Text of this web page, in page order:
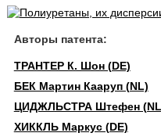
Авторы патента:
ТРАНТЕР К. Шон (DE)
БЕК Мартин Кааруп (NL)
ЦИДЖЛЬСТРА Штефен
ХИККЛЬ Маркус (DE)